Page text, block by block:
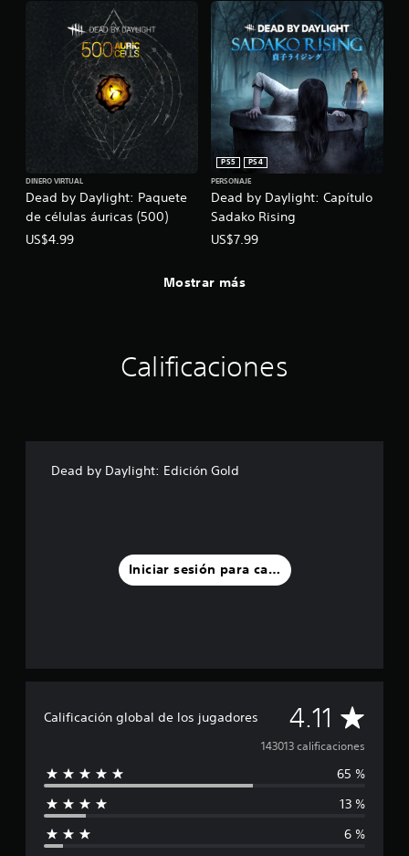
Dead by Daylight: Paquete
de células áuricas (500)
DINERO VIRTUAL
US$4.99
Dead by Daylight: Capítulo
Sadako Rising
PS5
PS4
PERSONAJE
US$7.99
Mostrar más
Calificaciones
Dead by Daylight: Edición Gold
Iniciar sesión para calificar
Calificación global de los jugadores 4.11 C
a
l
143013 calificaciones
65 %
13 %
6 %